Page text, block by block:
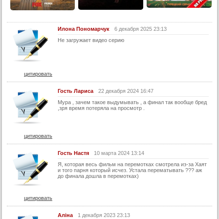
15 серия (суб)
16 серия
17 серия
17 серия (суб)
2 сезон:
18 серия
18 серия (суб)
19 серия (суб)
20 серия
21 серия
Илона Пономарчук
6 декабря 2025 23:13
Не загружает видео серию
цитировать
Гость Лариса
22 декабря 2024 16:47
Мура , зачем такое выдумывать , а финал так вообще бред
,зря время потеряла на просмотр .
цитировать
Гость Настя
10 марта 2024 13:14
Я, которая весь фильм на перемотках смотрела из-за Хаят
и того парня который исчез. Устала перематывать ??? аж
до финала дошла в перемотках)
цитировать
Аліна 1 декабря 2023 23:13